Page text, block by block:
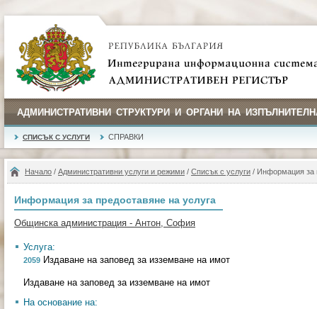
АДМИНИСТРАТИВНИ СТРУКТУРИ И ОРГАНИ НА
СПИСЪК С УСЛУГИ СПРАВКИ
Начало / Административни услуги и режими / Списък с услуги / Информация за
Информация за предоставяне на услуга
Общинска администрация - Антон, София
Услуга:
2059 Издаване на заповед за изземване на имот
Издаване на заповед за изземване на имот
На основание на: